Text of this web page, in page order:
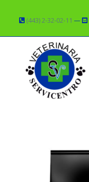
(443) 2-32-02-11 —